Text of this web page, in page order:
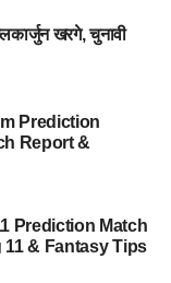
खरगे, चुनावी
Prediction
Report &
Prediction Match
& Fantasy Tips